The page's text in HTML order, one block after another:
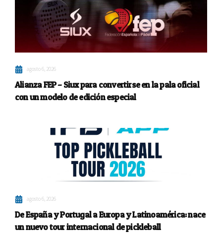
agosto 6, 2026
Alianza FEP – Siux para convertirse en la pala oficial
con un modelo de edición especial
agosto 6, 2026
De España y Portugal a Europa y Latinoamérica: nace
un nuevo tour internacional de pickleball